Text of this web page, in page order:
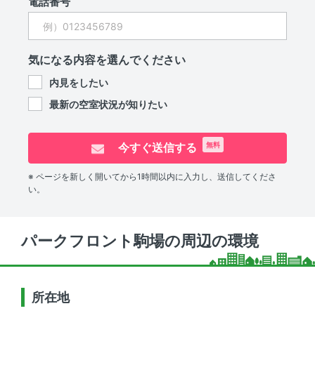
気になる内容を選んでください
内見をしたい
最新の空室状況が知りたい
今すぐ送信する 無料
※ ページを新しく開いてから1時間以内に入力し、送信してくださ
い。
パークフロント駒場の周辺の環境
所在地